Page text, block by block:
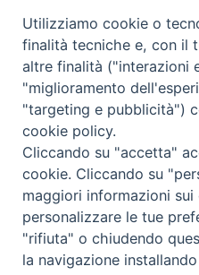
Regione ecclesiastica Puglia
Via Beltrani, 9
76125 Trani BT
Centralino Tel. 0883 494211
Cancelleria Tel. 0883 494204
cancelleria@arcidiocesitrani.it
Copyright © Arcidiocesi
Riproduzione dei contenuti
Utilizziamo cookie o
finalità tecniche e, con il
altre finalità ("interazioni
"miglioramento
"targeting e pubblicità")
cookie policy.
Cliccando su "accetta"
cookie. Cliccando su
maggiori informazioni
personalizzare le tue
"rifiuta" o chiudendo
la navigazione